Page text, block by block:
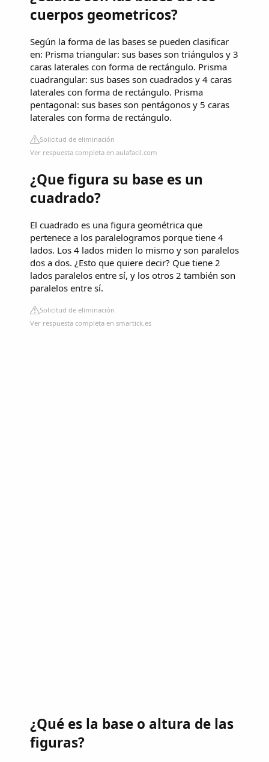
cuerpos geometricos?
Según la forma de las bases se pueden clasificar
en: Prisma triangular: sus bases son triángulos y 3
caras laterales con forma de rectángulo. Prisma
cuadrangular: sus bases son cuadrados y 4 caras
laterales con forma de rectángulo. Prisma
pentagonal: sus bases son pentágonos y 5 caras
laterales con forma de rectángulo.
Solicitud de eliminación
Ver respuesta completa en aulafacil.com
¿Que figura su base es un
cuadrado?
El cuadrado es una figura geométrica que
pertenece a los paralelogramos porque tiene 4
lados. Los 4 lados miden lo mismo y son paralelos
dos a dos. ¿Esto que quiere decir? Que tiene 2
lados paralelos entre sí, y los otros 2 también son
paralelos entre sí.
Solicitud de eliminación
Ver respuesta completa en smartick.es
¿Qué es la base o altura de las
figuras?